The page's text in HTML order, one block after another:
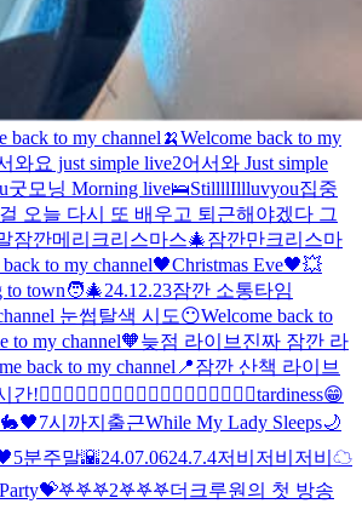
to my channel🍌Welcome back to my
와요 just simple live2어서와 Just simple
굿모닝 Morning live🛌StillllIllluvyou집중
오늘 다시 또 배우고 퇴근해야겠다 그
잠깐메리크리스마스🎄잠깐만크리스마
to my channel🖤Christmas Eve🖤💥
to town🧑‍🎄24.12.23잠깐 소통타임
눈썹탈색 시도😶Welcome back to
to my channel🧡늦점 라이브 진짜 잠깐 라
back to my channel📍잠깐 산책 라이브
간!🧙‍♂️🧙‍♂️🧙‍♂️🧙‍♂️🧙‍♂️🧙‍♂️🧙‍♂️🧙‍♂️🧙‍♂️tardiness😁
🖤7시까지 출근While My Lady Sleeps🌙
5분주말🌇24.07.0624.7.4저비저비저비 ☁
𖤐𖤐𖤐2𖤐𖤐𖤐더크루원의 첫 방송